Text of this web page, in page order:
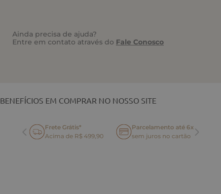
Ainda precisa de ajuda?
Entre em contato através do Fale Conosco
BENEFÍCIOS EM COMPRAR NO NOSSO SITE
Frete Grátis*
Acima de R$ 499,90
Parcelamento até 6x
sem juros no cartão